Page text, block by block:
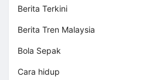
Berita Terkini
Berita Tren Malaysia
Bola Sepak
Cara hidup